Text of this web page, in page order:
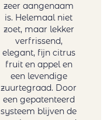
zeer aangenaam
is. Helemaal niet
zoet, maar lekker
verfrissend,
elegant, fijn citrus
fruit en appel en
een levendige
zuurtegraad. Door
een gepatenteerd
systeem blijven de